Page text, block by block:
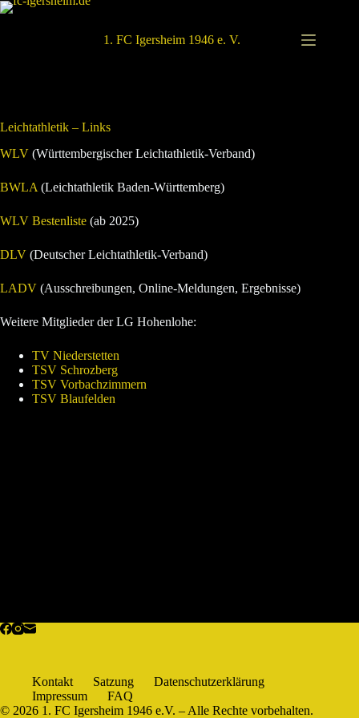
Zum
1. FC Igersheim 1946 e. V.
Leichtathletik – Links
WLV (Württembergischer Leichtathletik-Verband)
BWLA (Leichtathletik Baden-Württemberg)
WLV Bestenliste (ab 2025)
DLV (Deutscher Leichtathletik-Verband)
LADV (Ausschreibungen, Online-Meldungen, Ergebnisse)
Weitere Mitglieder der LG Hohenlohe:
TV Niederstetten
TSV Schrozberg
TSV Vorbachzimmern
TSV Blaufelden
Kontakt Satzung
Datenschutzerklärung
Impressum
FAQ
© 2026 1. FC Igersheim 1946 e.V. – Alle Rechte vorbehalten.